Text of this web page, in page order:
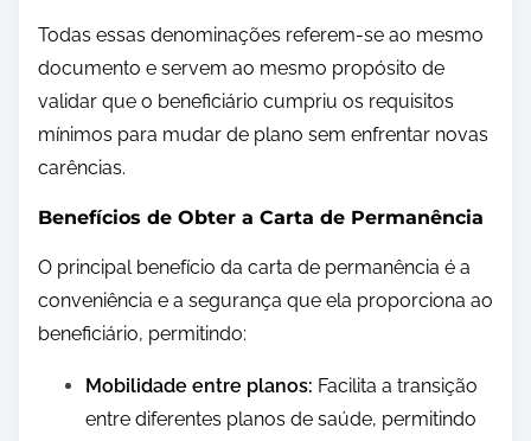
Todas essas denominações referem-se ao mesmo
documento e servem ao mesmo propósito de
validar que o beneficiário cumpriu os requisitos
mínimos para mudar de plano sem enfrentar novas
carências.
Benefícios de Obter a Carta de Permanência
O principal benefício da carta de permanência é a
conveniência e a segurança que ela proporciona ao
beneficiário, permitindo:
Mobilidade entre planos: Facilita a transição
entre diferentes planos de saúde, permitindo